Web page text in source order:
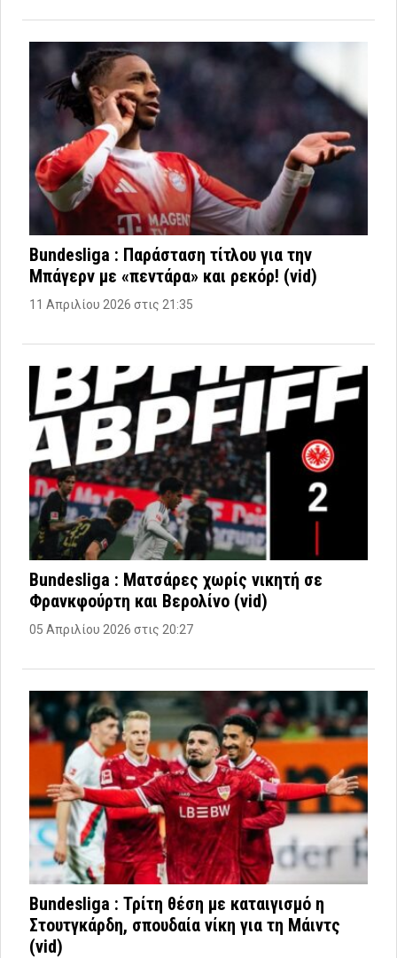
Bundesliga : Παράσταση τίτλου για την
Μπάγερν με «πεντάρα» και ρεκόρ! (vid)
11 Απριλίου 2026 στις 21:35
Bundesliga : Ματσάρες χωρίς νικητή σε
Φρανκφούρτη και Βερολίνο (vid)
05 Απριλίου 2026 στις 20:27
Bundesliga : Τρίτη θέση με καταιγισμό η
Στουτγκάρδη, σπουδαία νίκη για τη Μάιντς
(vid)